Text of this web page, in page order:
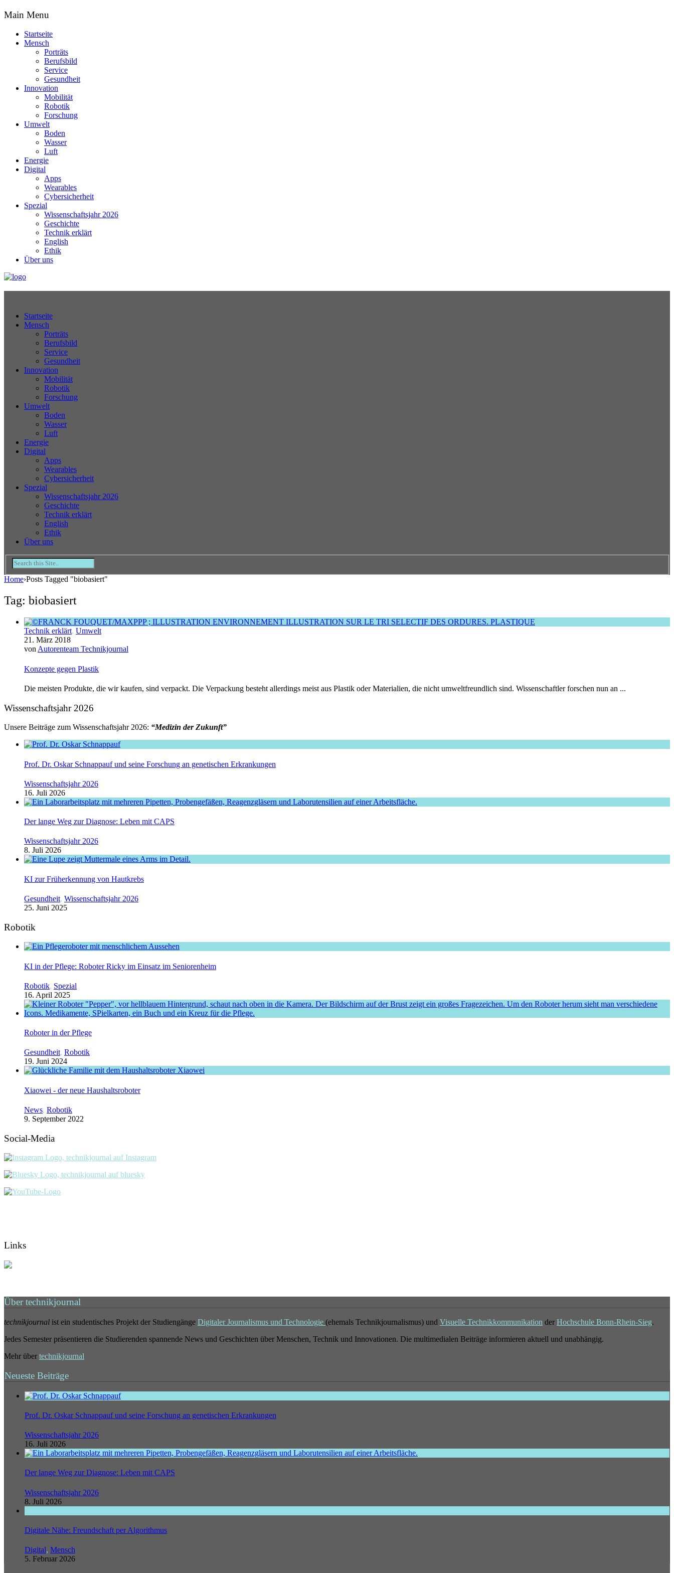
Main Menu
Startseite
Mensch
Porträts
Berufsbild
Service
Gesundheit
Innovation
Mobilität
Robotik
Forschung
Umwelt
Boden
Wasser
Luft
Energie
Digital
Apps
Wearables
Cybersicherheit
Spezial
Wissenschaftsjahr 2026
Geschichte
Technik erklärt
English
Ethik
Über uns
Startseite
Mensch
Porträts
Berufsbild
Service
Gesundheit
Innovation
Mobilität
Robotik
Forschung
Umwelt
Boden
Wasser
Luft
Energie
Digital
Apps
Wearables
Cybersicherheit
Spezial
Wissenschaftsjahr 2026
Geschichte
Technik erklärt
English
Ethik
Über uns
Home›Posts Tagged "biobasiert"
Tag: biobasiert
Technik erklärt, Umwelt
21. März 2018
von Autorenteam Technikjournal
Konzepte gegen Plastik
Die meisten Produkte, die wir kaufen, sind verpackt. Die Verpackung besteht allerdings meist aus Plastik oder Materialien, die nicht umweltfreundlich sind. Wissenschaftler forschen nun an ...
Wissenschaftsjahr 2026
Unsere Beiträge zum Wissenschaftsjahr 2026: “Medizin der Zukunft”
Prof. Dr. Oskar Schnappauf und seine Forschung an genetischen Erkrankungen
Wissenschaftsjahr 2026
16. Juli 2026
Der lange Weg zur Diagnose: Leben mit CAPS
Wissenschaftsjahr 2026
8. Juli 2026
KI zur Früherkennung von Hautkrebs
Gesundheit, Wissenschaftsjahr 2026
25. Juni 2025
Robotik
KI in der Pflege: Roboter Ricky im Einsatz im Seniorenheim
Robotik, Spezial
16. April 2025
Roboter in der Pflege
Gesundheit, Robotik
19. Juni 2024
Xiaowei - der neue Haushaltsroboter
News, Robotik
9. September 2022
Social-Media
Links
Über technikjournal
technikjournal ist ein studentisches Projekt der Studiengänge Digitaler Journalismus und Technologie (ehemals Technikjournalismus) und Visuelle Technikkommunikation der Hochschule Bonn-Rhein-Sieg.
Jedes Semester präsentieren die Studierenden spannende News und Geschichten über Menschen, Technik und Innovationen. Die multimedialen Beiträge informieren aktuell und unabhängig.
Mehr über technikjournal
Neueste Beiträge
Prof. Dr. Oskar Schnappauf und seine Forschung an genetischen Erkrankungen
Wissenschaftsjahr 2026
16. Juli 2026
Der lange Weg zur Diagnose: Leben mit CAPS
Wissenschaftsjahr 2026
8. Juli 2026
Digitale Nähe: Freundschaft per Algorithmus
Digital, Mensch
5. Februar 2026